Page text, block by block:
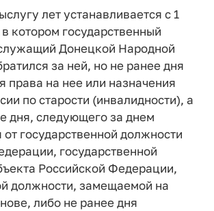
лет устанавливается с 1
котором государственный
Донецкой Народной
за ней, но не ранее дня
права на нее или назначения
по старости (инвалидности), а
дня, следующего за днем
государственной должности
государственной
Российской Федерации,
должности, замещаемой на
либо не ранее дня